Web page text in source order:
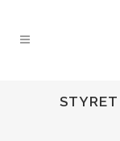
STYRET